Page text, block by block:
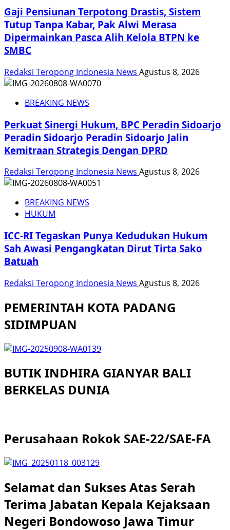
Gaji Pensiunan Terpotong Drastis, Sistem
Tutup Tanpa Kabar, Pak Alwi Merasa
Dipermainkan Pasca Alih Kelola BTPN ke
SMBC
Redaksi Teropong Indonesia News Agustus 8, 2026
BREAKING NEWS
Perkuat Sinergi Hukum, BPC Peradin Sidoarjo
Peradin Sidoarjo Peradin Sidoarjo Jalin
Kemitraan Strategis Dengan DPRD
Redaksi Teropong Indonesia News Agustus 8, 2026
BREAKING NEWS
HUKUM
ICC-RI Tegaskan Punya Kedudukan Hukum
Sah Awasi Pengangkatan Dirut Tirta Sako
Batuah
Redaksi Teropong Indonesia News Agustus 8, 2026
PEMERINTAH KOTA PADANG
SIDIMPUAN
BUTIK INDHIRA GIANYAR BALI
BERKELAS DUNIA
Perusahaan Rokok SAE-22/SAE-FA
Selamat dan Sukses Atas Serah
Terima Jabatan Kepala Kejaksaan
Negeri Bondowoso Jawa Timur